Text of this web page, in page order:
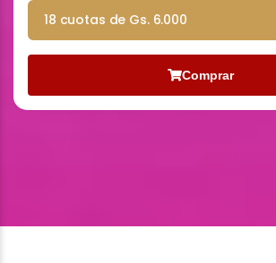
18 cuotas de Gs. 6.000
Comprar